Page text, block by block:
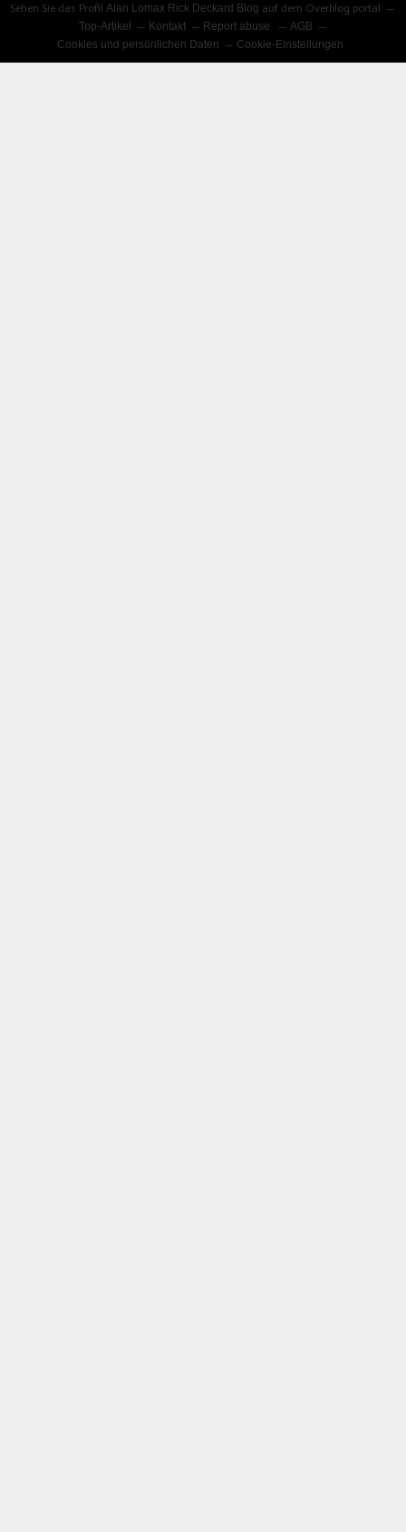
Sehen Sie das ProfilAlan Lomax Rick Deckard Blog auf dem Overblog portal
Top-Artikel
Kontakt Report abuse
AGB
Cookies und persönlichen Daten
Cookie-Einstellungen